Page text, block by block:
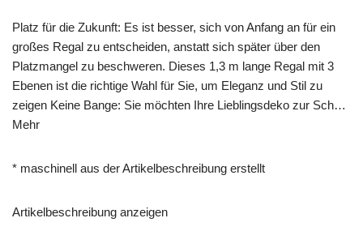
Platz für die Zukunft: Es ist besser, sich von Anfang an für ein
großes Regal zu entscheiden, anstatt sich später über den
Platzmangel zu beschweren. Dieses 1,3 m lange Regal mit 3
Ebenen ist die richtige Wahl für Sie, um Eleganz und Stil zu
zeigen Keine Bange: Sie möchten Ihre Lieblingsdeko zur Sch…
Mehr
* maschinell aus der Artikelbeschreibung erstellt
Artikelbeschreibung anzeigen